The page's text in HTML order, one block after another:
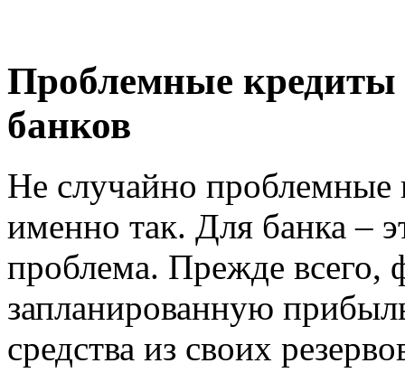
Проблемные кредиты
банков
Не случайно проблемные
именно так. Для банка –
проблема. Прежде всего,
запланированную
средства из своих